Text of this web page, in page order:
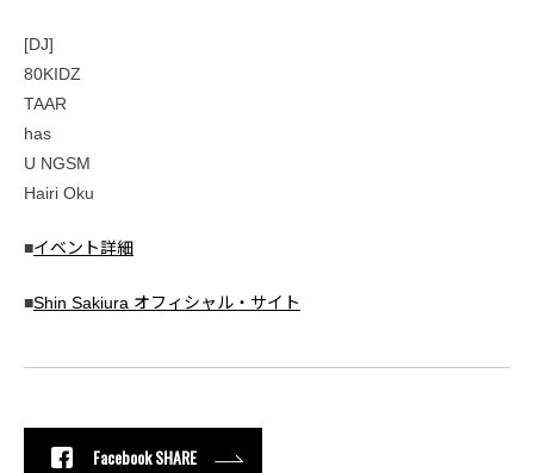
[DJ]
80KIDZ
TAAR
has
U NGSM
Hairi Oku
■イベント詳細
■Shin Sakiura オフィシャル・サイト
Facebook SHARE